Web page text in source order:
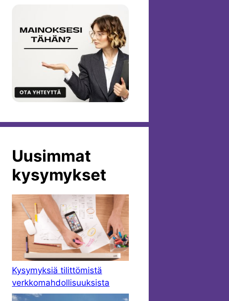
Uusimmat
kysymykset
Kysymyksiä tilittömistä
verkkomahdollisuuksista